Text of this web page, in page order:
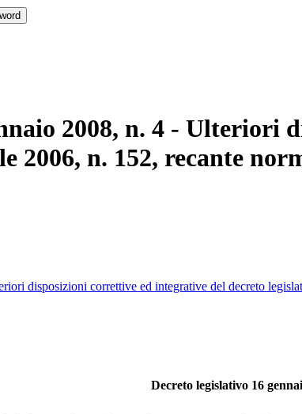
2008, n. 4 - Ulteriori
2006, n. 152, recante
disposizioni correttive ed integrative del decreto
Decreto legislativo 16